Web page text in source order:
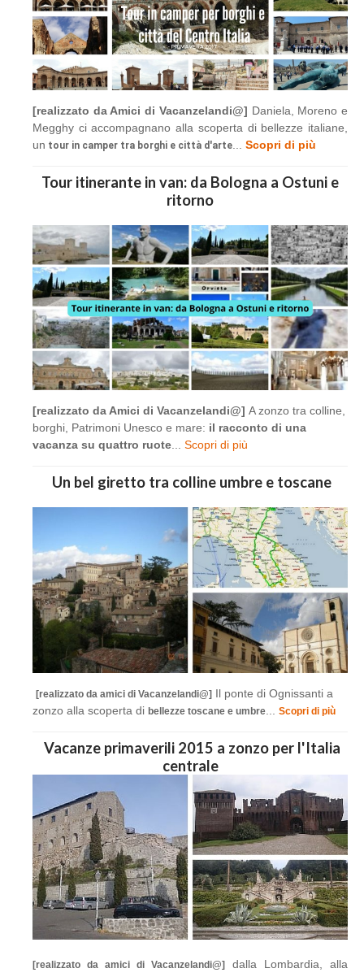
[realizzato da Amici di Vacanzelandi@] Daniela, Moreno e
Megghy ci accompagnano alla scoperta di bellezze italiane,
un tour in camper tra borghi e città d'arte... Scopri di più
Tour itinerante in van: da Bologna a Ostuni e
ritorno
[realizzato da Amici di Vacanzelandi@] A zonzo tra colline,
borghi, Patrimoni Unesco e mare: il racconto di una
vacanza su quattro ruote... Scopri di più
Un bel giretto tra colline umbre e toscane
[realizzato da amici di Vacanzelandi@] Il ponte di Ognissanti a
zonzo alla scoperta di bellezze toscane e umbre Scopri di più
Vacanze primaverili 2015 a zonzo per l'Italia
centrale
[realizzato da amici di Vacanzelandi@] dalla Lombardia, alla